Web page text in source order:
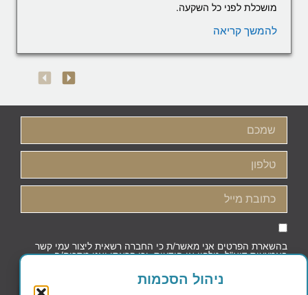
ניהול הסכמות
מושכלת לפני כל השקעה.
להמשך קריאה
בהשארת הפרטים אני מאשר/ת כי החברה רשאית ליצור עמי קשר
באמצעות דוא"ל, טלפון או הודעות, וכי קראתי ואני מסכים/ה